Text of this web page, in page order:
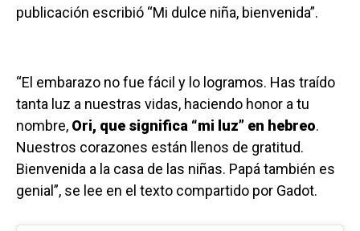
publicación escribió “Mi dulce niña, bienvenida”.
“El embarazo no fue fácil y lo logramos. Has traído
tanta luz a nuestras vidas, haciendo honor a tu
nombre, Ori, que significa “mi luz” en hebreo.
Nuestros corazones están llenos de gratitud.
Bienvenida a la casa de las niñas. Papá también es
genial”, se lee en el texto compartido por Gadot.